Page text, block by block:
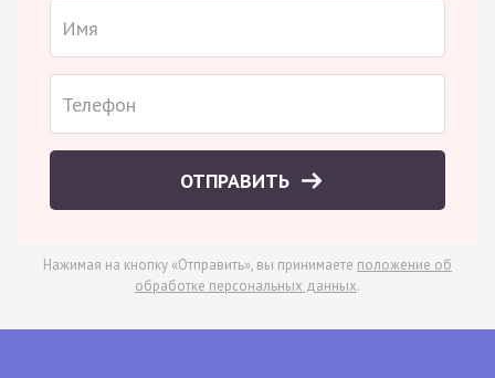
ОТПРАВИТЬ
Нажимая на кнопку «Отправить», вы принимаете положение об
обработке персональных данных.